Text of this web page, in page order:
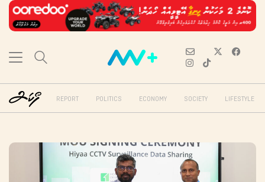
REPORT POLITICS ECONOMY SOCIETY LIFESTYLE